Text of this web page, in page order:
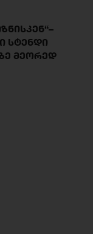
ᲡᲢᲔᲜᲓᲘ
ᲛᲔᲝᲠᲔᲓ